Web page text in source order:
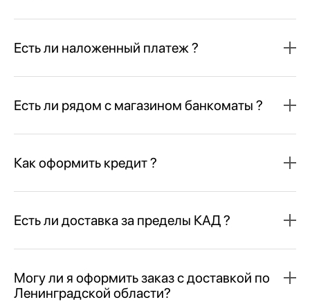
Есть ли наложенный платеж ?
Есть ли рядом с магазином банкоматы ?
Как оформить кредит ?
Есть ли доставка за пределы КАД ?
Могу ли я оформить заказ с доставкой по
Ленинградской области?